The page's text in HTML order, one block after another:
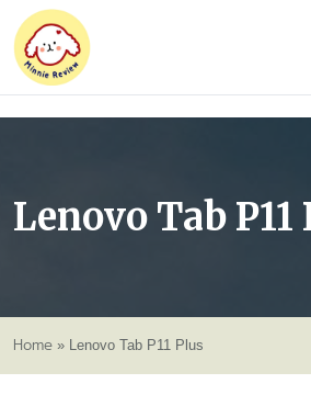
Lenovo Tab P11
Home » Lenovo Tab P11 Plus